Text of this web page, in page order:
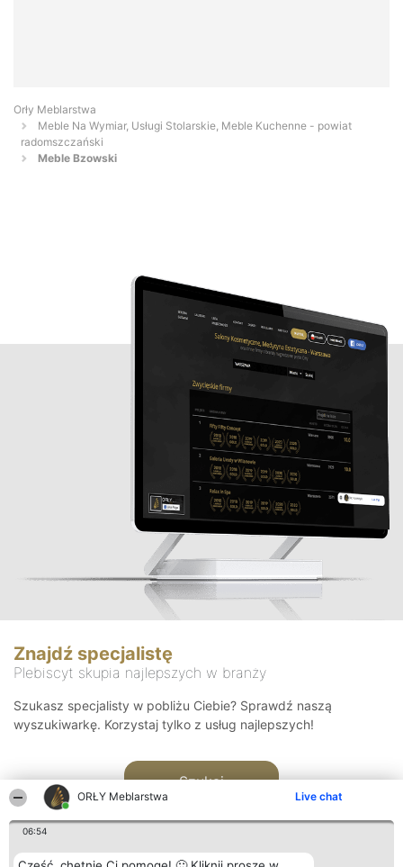
ORŁY Meblarstwa Live chat
06:54
Orły Meblarstwa
Meble Na Wymiar, Usługi Stolarskie, Meble Kuchenne - powiat
radomszczański
Meble Bzowski
Znajdź specjalistę
Plebiscyt skupia najlepszych w branży
Szukasz specjalisty w pobliżu Ciebie? Sprawdź naszą
wyszukiwarkę. Korzystaj tylko z usług najlepszych!
Szukaj